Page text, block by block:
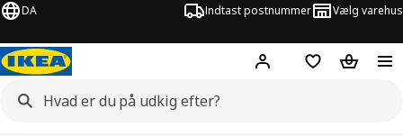
DA Indtast postnummer Vælg varehus
Hej! Log ind her
Huskeliste
Kurv